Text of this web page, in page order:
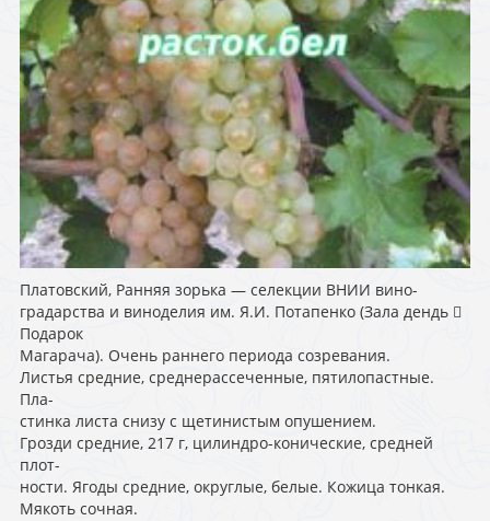
Платовский, Ранняя зорька — селекции ВНИИ вино-
градарства и виноделия им. Я.И. Потапенко (Зала дендь 
Подарок
Магарача). Очень раннего периода созревания.
Листья средние, среднерассеченные, пятилопастные.
Пла-
стинка листа снизу с щетинистым опушением.
Грозди средние, 217 г, цилиндро-конические, средней
плот-
ности. Ягоды средние, округлые, белые. Кожица тонкая.
Мякоть сочная.